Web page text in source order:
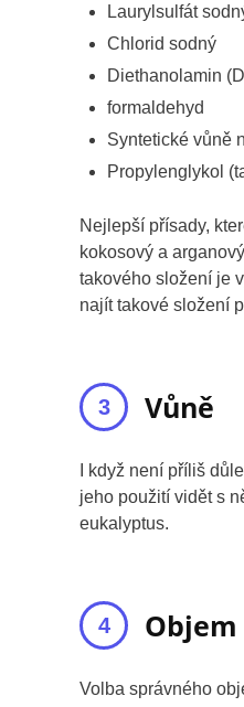
Laurylsulfát
Chlorid sodný
Diethanolamin
formaldehyd
Syntetické vůně
Propylenglykol
Nejlepší přísady,
kokosový a
takového složení je
najít takové složení
Vůně
I když není příliš
jeho použití vidět s
eukalyptus.
Objem
Volba správného